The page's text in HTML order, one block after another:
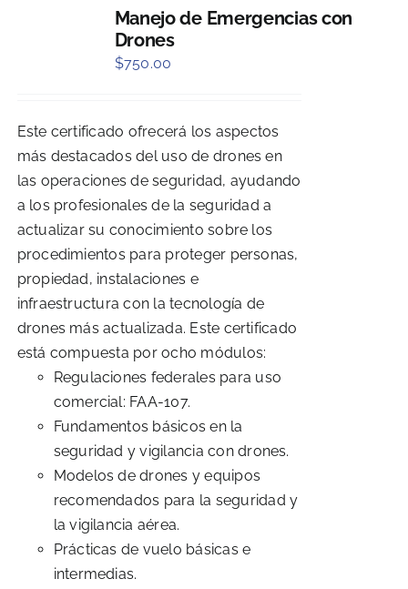
Manejo de Emergencias con
Drones
$750.00
Este certificado ofrecerá los aspectos
más destacados del uso de drones en
las operaciones de seguridad, ayudando
a los profesionales de la seguridad a
actualizar su conocimiento sobre los
procedimientos para proteger personas,
propiedad, instalaciones e
infraestructura con la tecnología de
drones más actualizada. Este certificado
está compuesta por ocho módulos:
Regulaciones federales para uso
comercial: FAA-107.
Fundamentos básicos en la
seguridad y vigilancia con drones.
Modelos de drones y equipos
recomendados para la seguridad y
la vigilancia aérea.
Prácticas de vuelo básicas e
intermedias.